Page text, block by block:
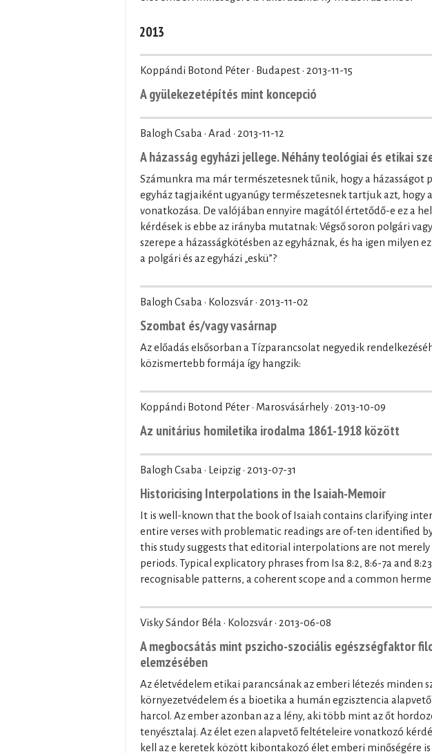
2013
Koppándi Botond Péter · Budapest · 2013-11-15
A gyülekezetépítés mint koncepció
Balogh Csaba · Arad · 2013-11-12
A házasság egyházi jellege. Néhány teológiai és etikai
Számunkra ma már természetesnek tűnik, hogy a házasságot
egyház tagjaiként ugyanúgy természetesnek tartjuk azt, hogy
vonatkozása. De valójában ennyire magától értetődő-e ez a
kérdések is ebbe az irányba mutatnak: Végső soron polgári
szerepe a házasságkötésben az egyháznak, és ha igen milyen
a polgári és az egyházi „eskü”?
Balogh Csaba · Kolozsvár · 2013-11-02
Szombat és/vagy vasárnap
Az előadás elsősorban a Tízparancsolat negyedik
közismertebb formája így hangzik:
Koppándi Botond Péter · Marosvásárhely · 2013-10-09
Az unitárius homiletika irodalma 1861-1918 között
Balogh Csaba · Leipzig · 2013-07-31
Historicising Interpolations in the Isaiah-Memoir
It is well-known that the book of Isaiah contains clarifying
entire verses with problematic readings are of-ten identified by
this study suggests that editorial interpolations are not
periods. Typical explicatory phrases from Isa 8:2, 8:6-7a and
recognisable patterns, a coherent scope and a common
Visky Sándor Béla · Kolozsvár · 2013-06-08
A megbocsátás mint pszicho-szociális egészségfaktor
elemzésében
Az életvédelem etikai parancsának az emberi létezés minden
környezetvédelem és a bioetika a humán egzisztencia
harcol. Az ember azonban az a lény, aki több mint az őt
tenyésztalaj. Az élet ezen alapvető feltételeire vonatkozó
kell az e keretek között kibontakozó élet emberi minőségére